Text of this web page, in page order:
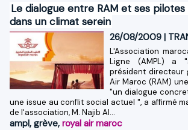
Le dialogue entre RAM et ses
dans un climat serein
26/08/2009 |
L'Association
Ligne (AMPL) a
président directeur
Air Maroc (RAM)
"un dialogue
une issue au conflit social actuel ", a affirmé
de l'association, M. Najib Al...
ampl, grève, royal air maroc